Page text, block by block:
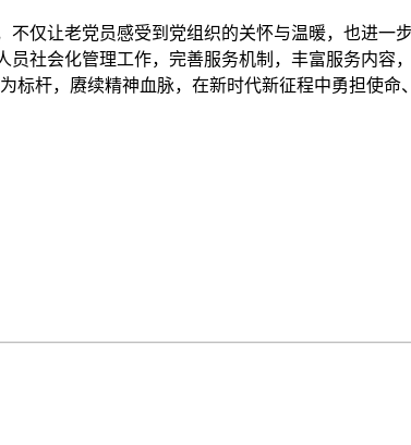
仅让老党员感受到党组织的关怀与温暖，也进一
社会化管理工作，完善服务机制，丰富服务内容
杆，赓续精神血脉，在新时代新征程中勇担使命